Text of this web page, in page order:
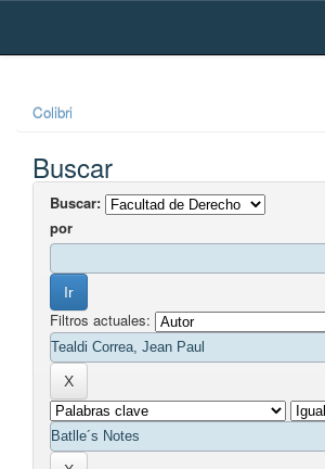
Skip
Colibri
Buscar
Buscar:
por
Filtros actuales: